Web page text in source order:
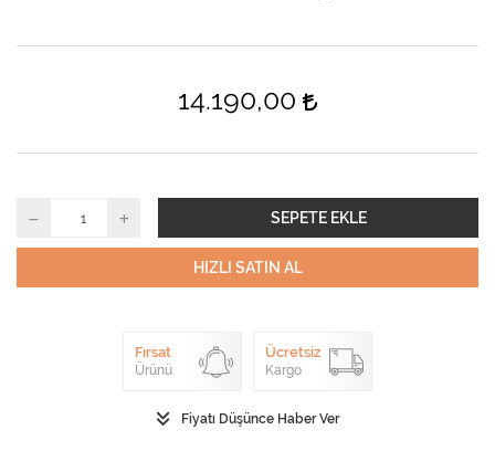
14.190,00
SEPETE EKLE
HIZLI SATIN AL
Fırsat
Ürünü
Ücretsiz
Kargo
Fiyatı Düşünce Haber Ver